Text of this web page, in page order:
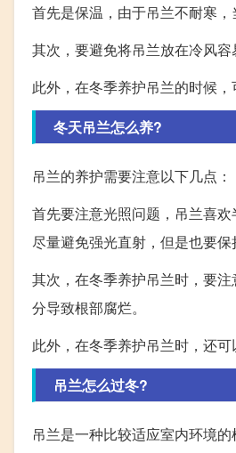
首先是保温，由于吊兰不耐寒
其次，要避免将吊兰放在冷风
此外，在冬季养护吊兰的时候
冬天吊兰怎么养?
吊兰的养护需要注意以下几点：
首先要注意光照问题，吊兰喜
尽量避免强光直射，但是也要
其次，在冬季养护吊兰时，要
分导致根部腐烂。
此外，在冬季养护吊兰时，还
吊兰怎么过冬?
吊兰是一种比较适应室内环境